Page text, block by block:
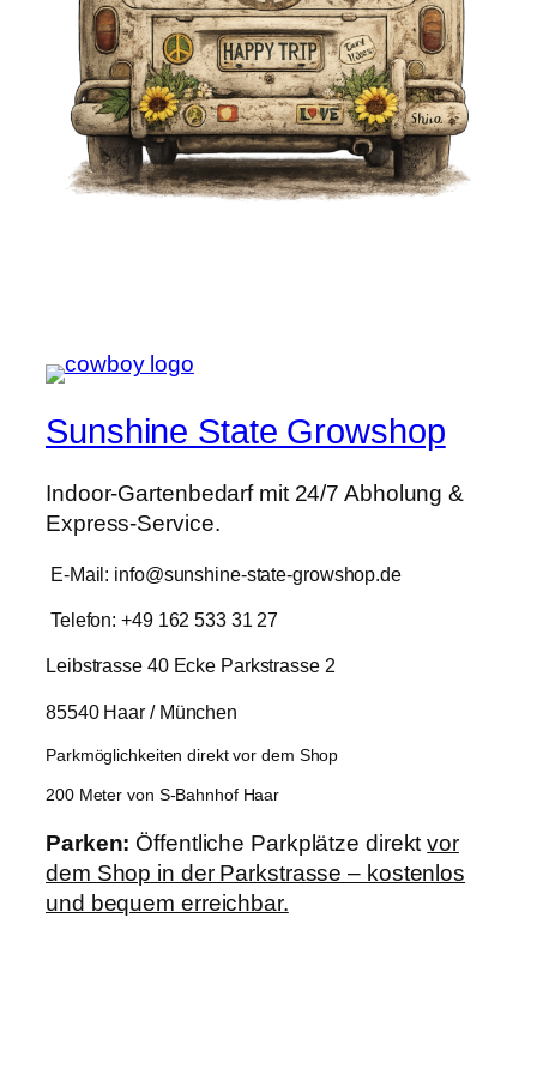
Sunshine State Growshop
Indoor-Gartenbedarf mit 24/7 Abholung &
Express-Service.
E-Mail: info@sunshine-state-growshop.de
Telefon: +49 162 533 31 27
Leibstrasse 40 Ecke Parkstrasse 2
85540 Haar / München
Parkmöglichkeiten direkt vor dem Shop
200 Meter von S-Bahnhof Haar
Parken: Öffentliche Parkplätze direktvor
dem Shop in der Parkstrasse – kostenlos
und bequem erreichbar.